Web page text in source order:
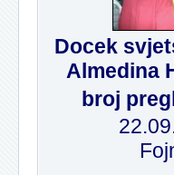
Docek
Almedina
broj